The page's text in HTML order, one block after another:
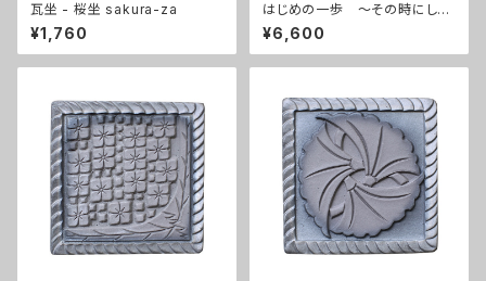
瓦坐 - 桜坐 sakura-za
¥1,760
はじめの一歩 ～その時にしか
ない思い出をカタチに～
¥6,600